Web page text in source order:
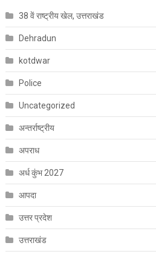
38 वें राष्ट्रीय खेल, उत्तराखंड
Dehradun
kotdwar
Police
Uncategorized
अन्तर्राष्ट्रीय
अपराध
अर्ध कुंभ 2027
आपदा
उत्तर प्रदेश
उत्तराखंड